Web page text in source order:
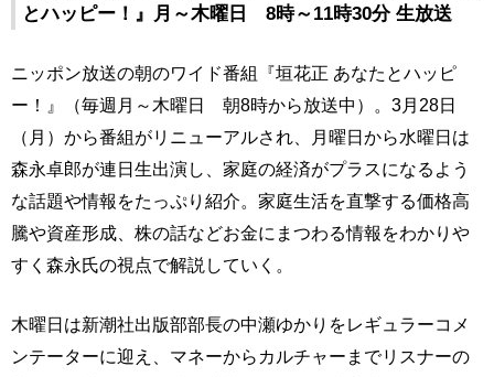
とハッピー！』月～木曜日 8時～11時30分 生放送
ニッポン放送の朝のワイド番組『垣花正 あなたとハッピ
ー！』（毎週月～木曜日 朝8時から放送中）。3月28日
（月）から番組がリニューアルされ、月曜日から水曜日は
森永卓郎が連日生出演し、家庭の経済がプラスになるよう
な話題や情報をたっぷり紹介。家庭生活を直撃する価格高
騰や資産形成、株の話などお金にまつわる情報をわかりや
すく森永氏の視点で解説していく。
木曜日は新潮社出版部部長の中瀬ゆかりをレギュラーコメ
ンテーターに迎え、マネーからカルチャーまでリスナーの